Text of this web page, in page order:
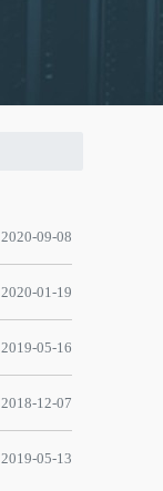
2020-09-08
2020-01-19
2019-05-16
2018-12-07
2019-05-13